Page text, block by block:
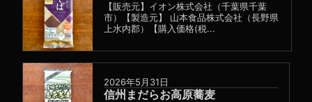
【販売元】イオン株式会社（千葉県千葉
市）【製造元】 山本食品株式会社（長野県
上水内郡）【購入価格(税...
2026年5月31日
信州まだらお高原蕎麦